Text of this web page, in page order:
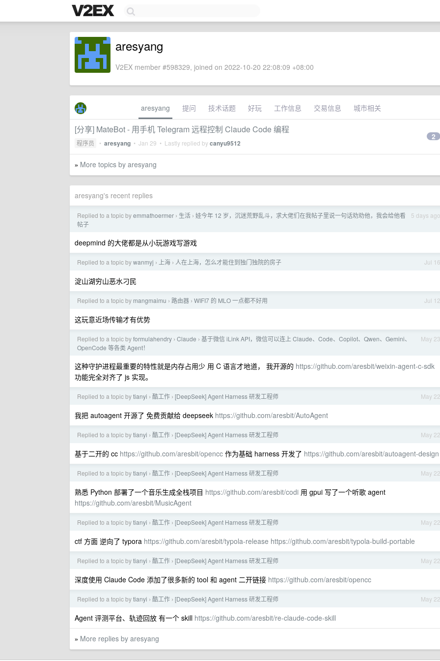
aresyang
V2EX member #598329, joined on 2022-10-20 22:08:09 +08:00
aresyang 提问 技术话题 好玩 工作信息 交易信息 城市相关
[分享] MateBot - 用手机 Telegram 远程控制 Claude Code 编程
程序员 • aresyang • Jan 29 • Lastly replied bycanyu9512
2
» More topics by aresyang
aresyang's recent replies
5 days ago
Replied to a topic byemmathoermer › 生活 › 娃今年 12 岁，沉迷荒野乱斗，求大佬们在我帖子里说一句话劝劝他，我会给他看
帖子
deepmind 的大佬都是从小玩游戏写游戏
Jul 16
Replied to a topic bywanmyj › 上海 › 人在上海，怎么才能住到独门独院的房子
淀山湖穷山恶水刁民
Jul 12
Replied to a topic by mangmaimu › 路由器 › WIFI7 的 MLO 一点都不好用
这玩意近场传输才有优势
May 23
Replied to a topic byformulahendry › Claude › 基于微信 iLink API，微信可以连上 Claude、Code、Copilot、Qwen、Gemini、
OpenCode 等各类 Agent！
这种守护进程最重要的特性就是内存占用少 用 C 语言才地道， 我开源的 https://github.com/aresbit/weixin-agent-c-sdk
功能完全对齐了 js 实现。
May 22
Replied to a topic bytianyi › 酷工作 › [DeepSeek] Agent Harness 研发工程师
我把 autoagent 开源了 免费贡献给 deepseek https://github.com/aresbit/AutoAgent
May 22
Replied to a topic bytianyi › 酷工作 › [DeepSeek] Agent Harness 研发工程师
基于二开的 cc https://github.com/aresbit/opencc 作为基础 harness 开发了 https://github.com/aresbit/autoagent-design
May 22
Replied to a topic bytianyi › 酷工作 › [DeepSeek] Agent Harness 研发工程师
熟悉 Python 部署了一个音乐生成全栈项目 https://github.com/aresbit/codi 用 gpui 写了一个听歌 agent
https://github.com/aresbit/MusicAgent
May 22
Replied to a topic bytianyi › 酷工作 › [DeepSeek] Agent Harness 研发工程师
ctf 方面 逆向了 typora https://github.com/aresbit/typola-release https://github.com/aresbit/typola-build-portable
May 22
Replied to a topic bytianyi › 酷工作 › [DeepSeek] Agent Harness 研发工程师
深度使用 Claude Code 添加了很多新的 tool 和 agent 二开链接 https://github.com/aresbit/opencc
May 22
Replied to a topic bytianyi › 酷工作 › [DeepSeek] Agent Harness 研发工程师
Agent 评测平台、轨迹回放 有一个 skill https://github.com/aresbit/re-claude-code-skill
» More replies by aresyang